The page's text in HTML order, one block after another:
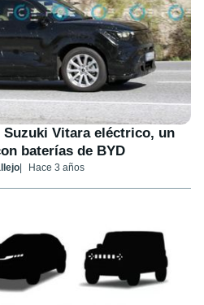
Vitara eléctrico, un
baterías de BYD
Hace 3 años